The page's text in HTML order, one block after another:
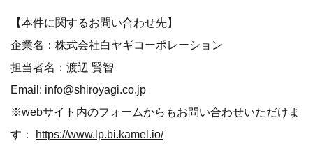
【本件に関するお問い合わせ先】
企業名：株式会社白ヤギコーポレーション
担当者名：渡辺 賢智
Email: info@shiroyagi.co.jp
※webサイト内のフォームからもお問い合わせいただけま
す： https://www.lp.bi.kamel.io/